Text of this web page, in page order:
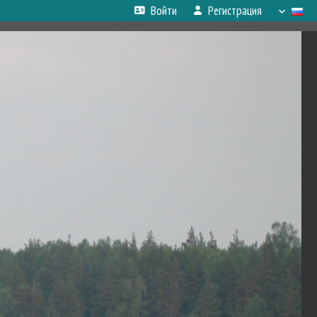
Войти Регистрация